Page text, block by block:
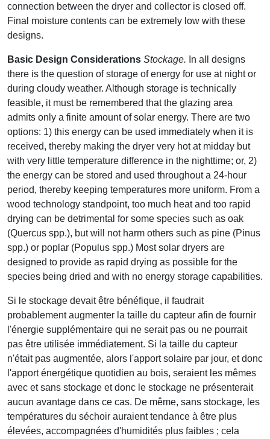
connection between the dryer and collector is closed off.
Final moisture contents can be extremely low with these
designs.
Basic Design Considerations Stockage. In all designs
there is the question of storage of energy for use at night or
during cloudy weather. Although storage is technically
feasible, it must be remembered that the glazing area
admits only a finite amount of solar energy. There are two
options: 1) this energy can be used immediately when it is
received, thereby making the dryer very hot at midday but
with very little temperature difference in the nighttime; or, 2)
the energy can be stored and used throughout a 24-hour
period, thereby keeping temperatures more uniform. From a
wood technology standpoint, too much heat and too rapid
drying can be detrimental for some species such as oak
(Quercus spp.), but will not harm others such as pine (Pinus
spp.) or poplar (Populus spp.) Most solar dryers are
designed to provide as rapid drying as possible for the
species being dried and with no energy storage capabilities.
Si le stockage devait être bénéfique, il faudrait
probablement augmenter la taille du capteur afin de fournir
l'énergie supplémentaire qui ne serait pas ou ne pourrait
pas être utilisée immédiatement. Si la taille du capteur
n'était pas augmentée, alors l'apport solaire par jour, et donc
l'apport énergétique quotidien au bois, seraient les mêmes
avec et sans stockage et donc le stockage ne présenterait
aucun avantage dans ce cas. De même, sans stockage, les
températures du séchoir auraient tendance à être plus
élevées, accompagnées d'humidités plus faibles ; cela